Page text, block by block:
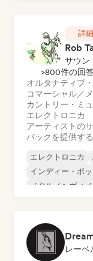
詳
Rob
サウン
>800件の回
オルタナティブ
コマーシャル／
カントリー・ミ
エレクトロニカ
アーティストの
バックを提供する
エレクトロニカ
インディー・ポ
メタル／ヘヴィメ
レーベ